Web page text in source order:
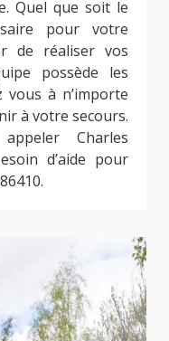
Quel que soit le
pour votre
de réaliser vos
possède les
vous à n’importe
à votre secours.
Charles
d’aide pour